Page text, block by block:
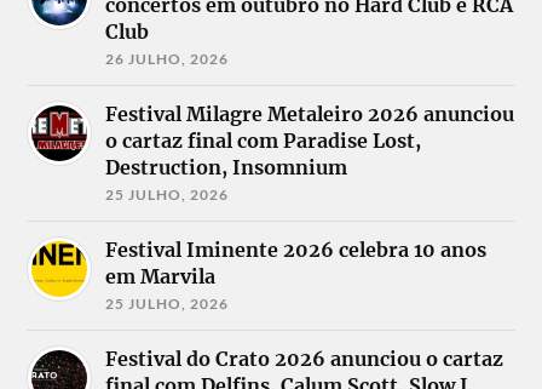
Club
26 JULHO, 2026
Festival Milagre Metaleiro 2026 anunciou
o cartaz final com Paradise Lost,
Destruction, Insomnium
25 JULHO, 2026
Festival Iminente 2026 celebra 10 anos
em Marvila
25 JULHO, 2026
Festival do Crato 2026 anunciou o cartaz